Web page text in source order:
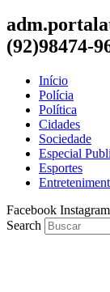
(92)98474-
Início
Polícia
Política
Cidades
Sociedade
Especial
Esportes
Facebook Instagram
Search